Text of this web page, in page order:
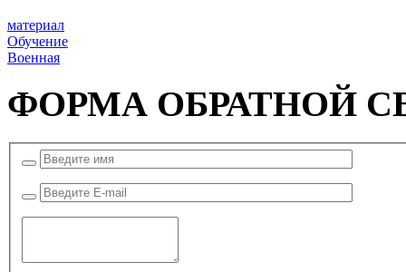
материал
Обучение
Военная
ФОРМА ОБРАТНОЙ